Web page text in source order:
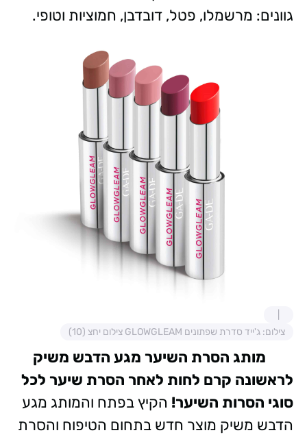
גוונים: מרשמלו, פטל, דובדבן, חמוציות וטופי.
צילום: ג'ייד סדרת שפתונים GLOWGLEAM צילום יחצ (10)
מותג הסרת השיער מגע הדבש משיק
לראשונה קרם לחות לאחר הסרת שיער לכל
סוגי הסרות השיער! הקיץ בפתח והמותג מגע
הדבש משיק מוצר חדש בתחום הטיפוח והסרת